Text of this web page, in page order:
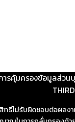
ารคุ้มครองข้อมูลส่วน
ไม่รับผิดชอบต่อผลง